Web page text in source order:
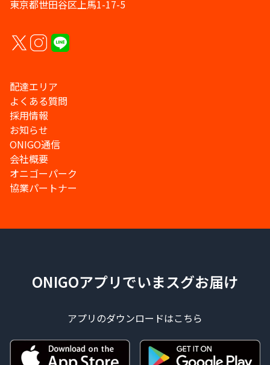
東京都世田谷区上馬1-17-5
配達エリア
よくある質問
採用情報
お知らせ
ONIGO通信
会社概要
オニゴーパーク
協業パートナー
ONIGOアプリでいまスグお届け
アプリのダウンロードはこちら